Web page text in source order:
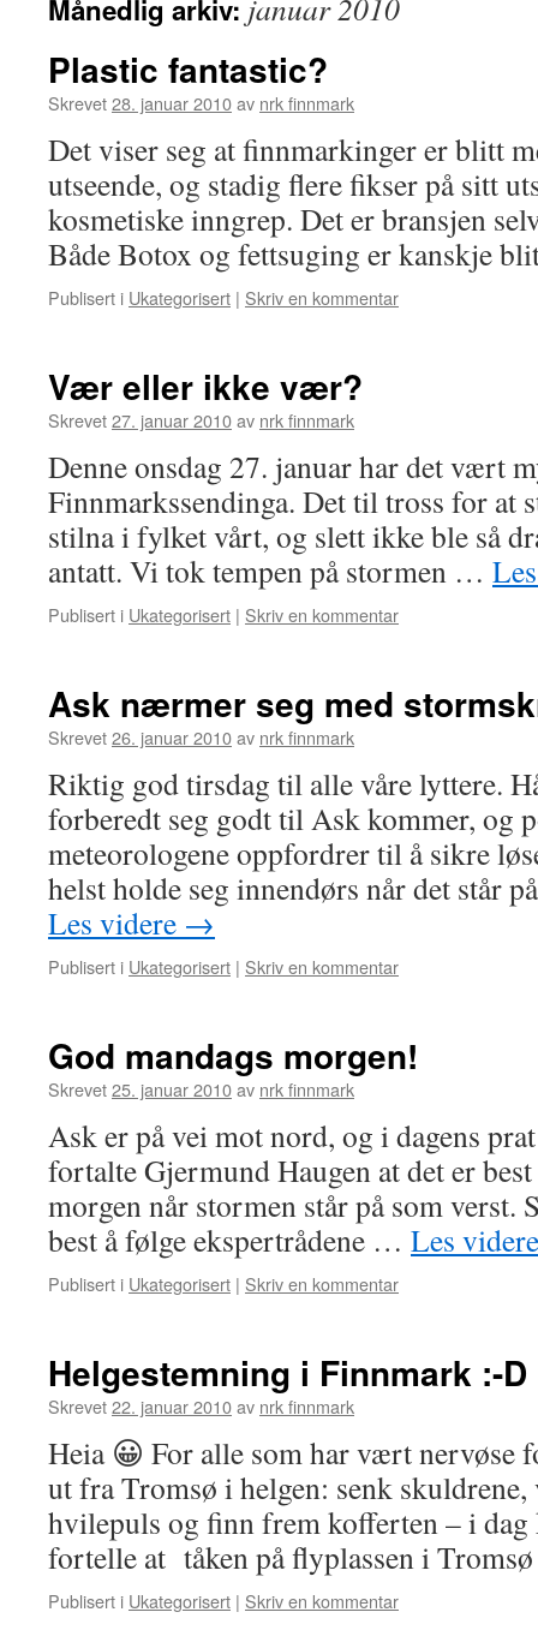
Månedlig arkiv: januar 2010
Plastic fantastic?
Skrevet28. januar 2010av nrk finnmark
Det viser seg at finnmarkinger er blitt
utseende, og stadig flere fikser på sitt
kosmetiske inngrep. Det er bransjen
Både Botox og fettsuging er kanskje
Publisert i Ukategorisert | Skriv en kommentar
Vær eller ikke vær?
Skrevet27. januar 2010av nrk finnmark
Denne onsdag 27. januar har det vært
Finnmarkssendinga. Det til tross for at
stilna i fylket vårt, og slett ikke ble så
antatt. Vi tok tempen på stormen …
Publisert i Ukategorisert | Skriv en kommentar
Ask nærmer seg med
Skrevet26. januar 2010av nrk finnmark
Riktig god tirsdag til alle våre lyttere.
forberedt seg godt til Ask kommer, og
meteorologene oppfordrer til å sikre
helst holde seg innendørs når det står
Les videre →
Publisert i Ukategorisert | Skriv en kommentar
God mandags morgen!
Skrevet25. januar 2010av nrk finnmark
Ask er på vei mot nord, og i dagens
fortalte Gjermund Haugen at det er
morgen når stormen står på som verst.
best å følge ekspertrådene … Les
Publisert i Ukategorisert | Skriv en kommentar
Helgestemning i Finnmark :-D
Skrevet22. januar 2010av nrk finnmark
Heia 😀 For alle som har vært nervøse
ut fra Tromsø i helgen: senk
hvilepuls og finn frem kofferten – i dag
fortelle at tåken på flyplassen i
Publisert i Ukategorisert | Skriv en kommentar